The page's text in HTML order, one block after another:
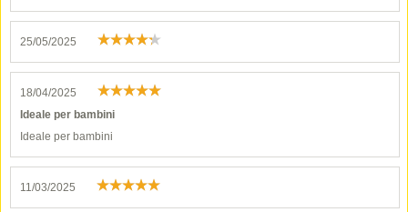
25/05/2025
18/04/2025
Ideale per bambini
Ideale per bambini
11/03/2025